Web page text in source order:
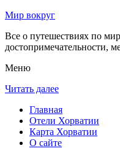
Мир вокруг
Все о путешествиях по
достопримечательности,
Меню
Читать далее
Главная
Отели Хорватии
Карта Хорватии
О сайте